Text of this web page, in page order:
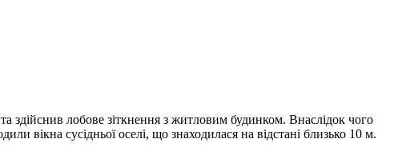
здійснив лобове зіткнення з житловим будинком. Внаслідок чого
вікна сусідньої оселі, що знаходилася на відстані близько 10 м.